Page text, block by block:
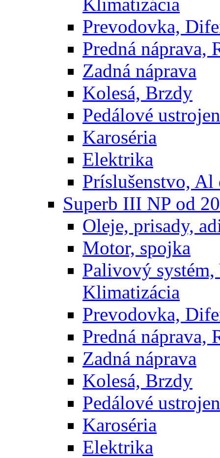
Prevodovka,
Predná náprava,
Zadná náprava
Kolesá, Brzdy
Pedálové
Karoséria
Elektrika
Príslušenstvo, Al
Superb III NP od
Oleje, prisady,
Motor, spojka
Palivový
Klimatizácia
Prevodovka,
Predná náprava,
Zadná náprava
Kolesá, Brzdy
Pedálové
Karoséria
Elektrika